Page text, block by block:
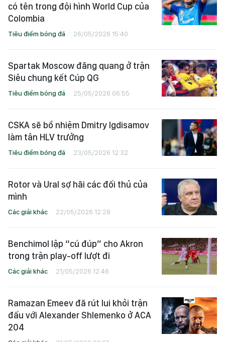
có tên trong đội hình World Cup của
Colombia
Tiêu điểm bóng đá 26/05/2026 15:40
Spartak Moscow đăng quang ở trận
Siêu chung kết Cúp QG
Tiêu điểm bóng đá 25/05/2026 06:55
CSKA sẽ bổ nhiệm Dmitry Igdisamov
làm tân HLV trưởng
Tiêu điểm bóng đá 23/05/2026 12:32
Rotor và Ural sợ hãi các đối thủ của
mình
Các giải khác 22/05/2026 12:28
Benchimol lập “cú đúp” cho Akron
trong trận play-off lượt đi
Các giải khác 21/05/2026 12:46
Ramazan Emeev đã rút lui khỏi trận
đấu với Alexander Shlemenko ở ACA
204